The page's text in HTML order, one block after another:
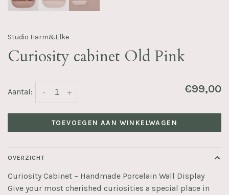
Studio Harm&Elke
Curiosity cabinet Old Pink
Aantal: +
- €99,00
TOEVOEGEN AAN WINKELWAGEN
OVERZICHT
Curiosity Cabinet – Handmade Porcelain Wall Display
Give your most cherished curiosities a special place in